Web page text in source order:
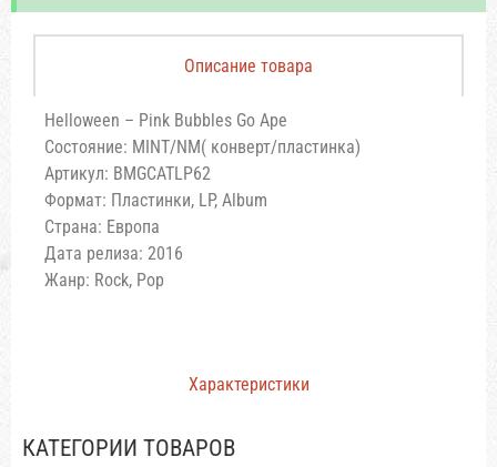
КАТЕГОРИИ ТОВАРОВ
Описание товара
Характеристики
Helloween – Pink Bubbles Go Ape
Состояние: MINT/NM( конверт/пластинка)
Артикул: BMGCATLP62
Формат: Пластинки, LP, Album
Страна: Европа
Дата релиза: 2016
Жанр: Rock, Pop